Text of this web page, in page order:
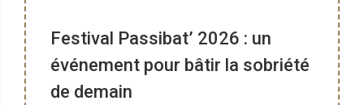
Festival Passibat’ 2026 : un
événement pour bâtir la sobriété
de demain